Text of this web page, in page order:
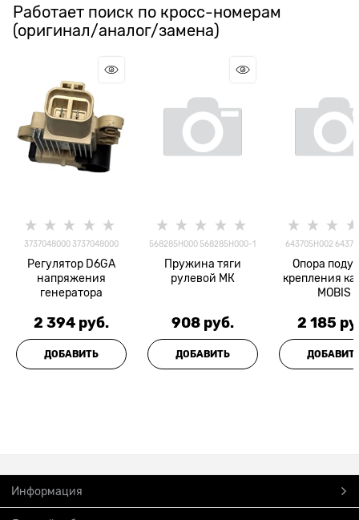
Работает поиск по кросс-номерам
(оригинал/аналог/замена)
3737048000 3737048000
Регулятор D6GA
напряжения
генератора
2 394 руб.
ДОБАВИТЬ
568285H000 568285H000-1
Пружина тяги
рулевой МК
908 руб.
ДОБАВИТЬ
643705H002
Опора
крепления
MOBIS
2 185
Информация